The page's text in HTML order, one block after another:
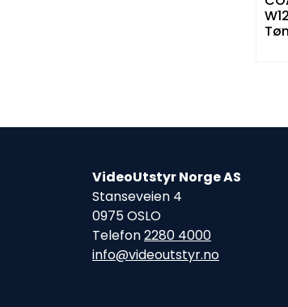
VideoUtstyr Norge AS
Stanseveien 4
0975 OSLO
Telefon2280 4000
info@videoutstyr.no